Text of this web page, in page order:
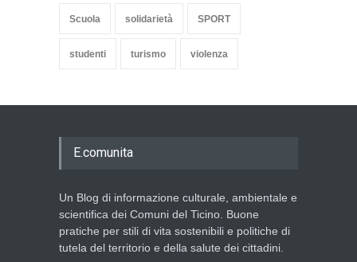
Scuola solidarietà SPORT
studenti turismo violenza
E.comunita
Un Blog di informazione culturale, ambientale e
scientifica dei Comuni del Ticino. Buone
pratiche per stili di vita sostenibili e politiche di
tutela del territorio e della salute dei cittadini.